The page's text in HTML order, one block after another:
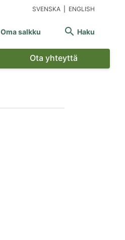
SVENSKA ENGLISH
Oma salkku  Haku
Ota yhteyttä